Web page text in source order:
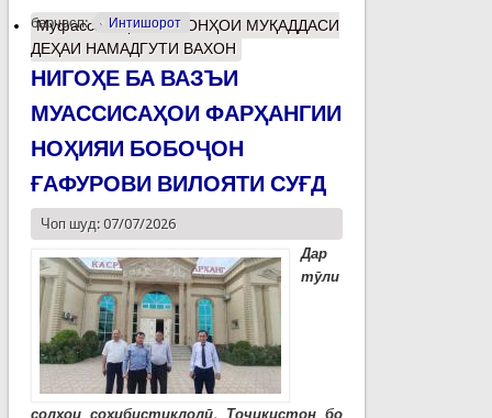
барчасп: Интишорот
Муфассалтаро МАКОНҲОИ МУҚАДДАСИ
ДЕҲАИ НАМАДГУТИ ВАХОН
НИГОҲЕ БА ВАЗЪИ
МУАССИСАҲОИ ФАРҲАНГИИ
НОҲИЯИ БОБОҶОН
ҒАФУРОВИ ВИЛОЯТИ СУҒД
Чоп шуд: 07/07/2026
Дар
тӯли
солҳои соҳибистиқлолӣ, Тоҷикистон бо